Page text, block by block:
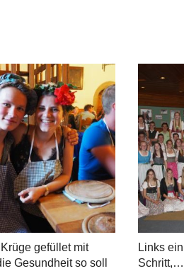
gefüllet mit
Gesundheit so soll
Links